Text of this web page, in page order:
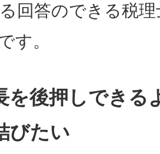
回答のできる税
す。
を後押しできる
びたい